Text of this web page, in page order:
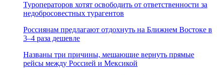
Туроператоров хотят освободить от ответственности за
недобросовестных турагентов
Россиянам предлагают отдохнуть на Ближнем Востоке в
3–4 раза дешевле
Названы три причины, мешающие вернуть прямые
рейсы между Россией и Мексикой